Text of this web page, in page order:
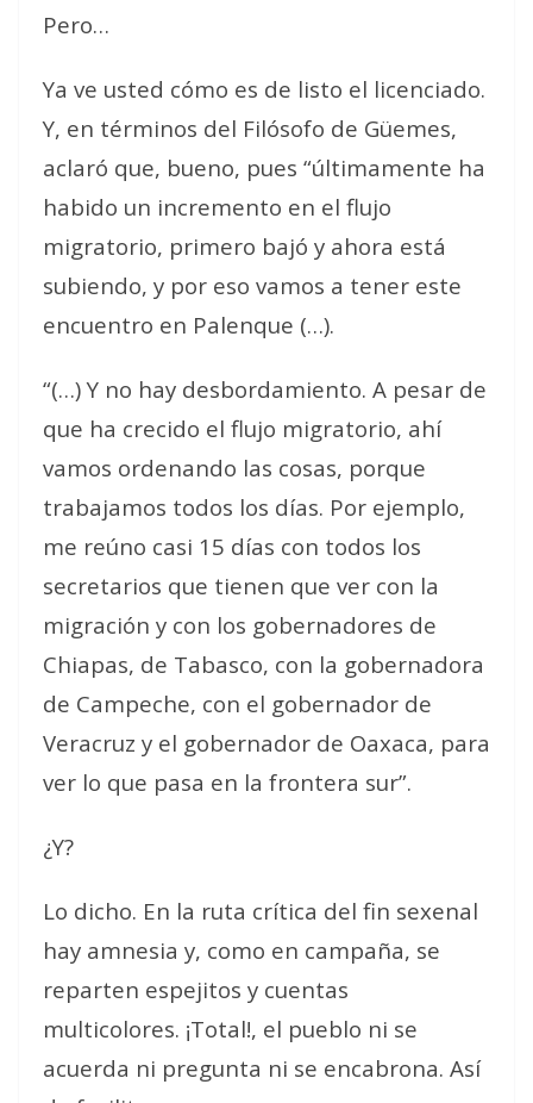
Pero…
Ya ve usted cómo es de listo el licenciado.
Y, en términos del Filósofo de Güemes,
aclaró que, bueno, pues “últimamente ha
habido un incremento en el flujo
migratorio, primero bajó y ahora está
subiendo, y por eso vamos a tener este
encuentro en Palenque (…).
“(…) Y no hay desbordamiento. A pesar de
que ha crecido el flujo migratorio, ahí
vamos ordenando las cosas, porque
trabajamos todos los días. Por ejemplo,
me reúno casi 15 días con todos los
secretarios que tienen que ver con la
migración y con los gobernadores de
Chiapas, de Tabasco, con la gobernadora
de Campeche, con el gobernador de
Veracruz y el gobernador de Oaxaca, para
ver lo que pasa en la frontera sur”.
¿Y?
Lo dicho. En la ruta crítica del fin sexenal
hay amnesia y, como en campaña, se
reparten espejitos y cuentas
multicolores. ¡Total!, el pueblo ni se
acuerda ni pregunta ni se encabrona. Así